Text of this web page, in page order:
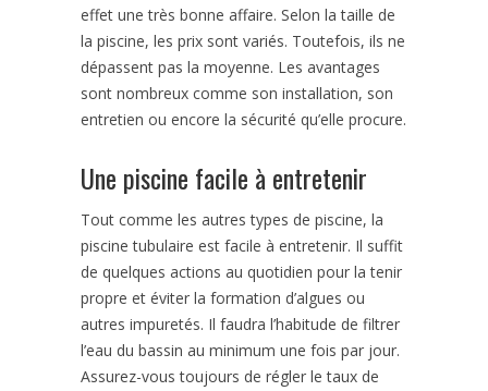
effet une très bonne affaire. Selon la taille de
la piscine, les prix sont variés. Toutefois, ils ne
dépassent pas la moyenne. Les avantages
sont nombreux comme son installation, son
entretien ou encore la sécurité qu’elle procure.
Une piscine facile à entretenir
Tout comme les autres types de piscine, la
piscine tubulaire est facile à entretenir. Il suffit
de quelques actions au quotidien pour la tenir
propre et éviter la formation d’algues ou
autres impuretés. Il faudra l’habitude de filtrer
l’eau du bassin au minimum une fois par jour.
Assurez-vous toujours de régler le taux de